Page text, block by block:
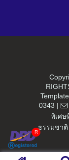
0343 |
พิเศษ
ธรรมชาติ